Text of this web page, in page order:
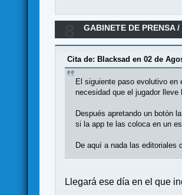
GABINETE DE PRENSA/
Cita de: Blacksad en 02 de
El siguiente paso evolutivo
necesidad que el jugador
Después apretando un botón
si la app te las coloca en un
De aquí a nada las editoriales
Llegará ese día en el que